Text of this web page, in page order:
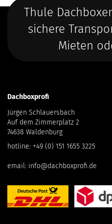
Thule
sichere
Mieten
Dachboxprofi
Jürgen Schlauersbach
Auf dem Zimmerplatz 2
74638 Waldenburg
hotline: +49 (0) 151 1655 3225
email: info@dachboxprofi.de